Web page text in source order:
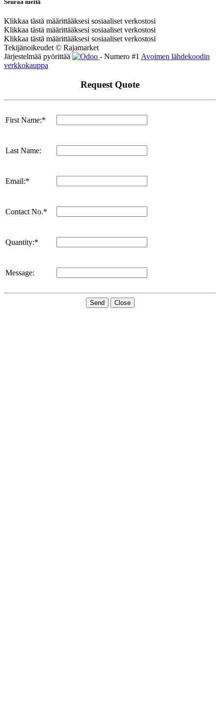
Seuraa meitä
Klikkaa tästä määrittääksesi sosiaaliset verkostosi
Klikkaa tästä määrittääksesi sosiaaliset verkostosi
Klikkaa tästä määrittääksesi sosiaaliset verkostosi
Tekijänoikeudet © Rajamarket
Järjestelmää pyörittää
- Numero #1 Avoimen lähdekoodin
verkkokauppa
Request Quote
First Name:*
Last Name:
Email:*
Contact No.*
Quantity:*
Message:
Send Close